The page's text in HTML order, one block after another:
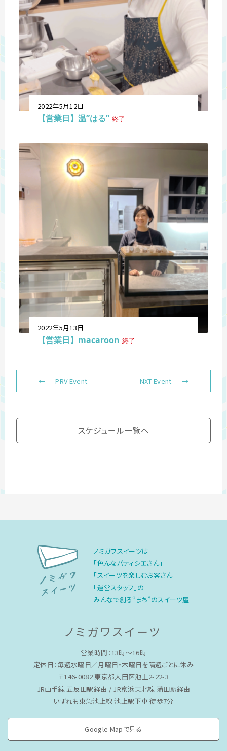
2022年5月12日
【営業日】温”はる” 終了
2022年5月13日
【営業日】macaroon 終了
PRV Event NXT Event
スケジュール一覧へ
ノミガワスイーツは
「色んなパティシエさん」
「スイーツを楽しむお客さん」
「運営スタッフ」の
みんなで創る“まち”のスイーツ屋
ノミガワスイーツ
営業時間：13時〜16時
定休日：毎週水曜日／月曜日・木曜日を隔週ごとに休み
〒146-0082 東京都大田区池上2-22-3
JR山手線 五反田駅経由 / JR京浜東北線 蒲田駅経由
いずれも東急池上線 池上駅下車 徒歩7分
Google Mapで見る